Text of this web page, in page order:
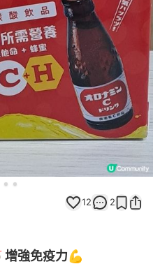
12 2
強免疫力💪